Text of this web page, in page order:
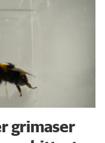
grimaser